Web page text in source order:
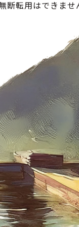
転用はできませ